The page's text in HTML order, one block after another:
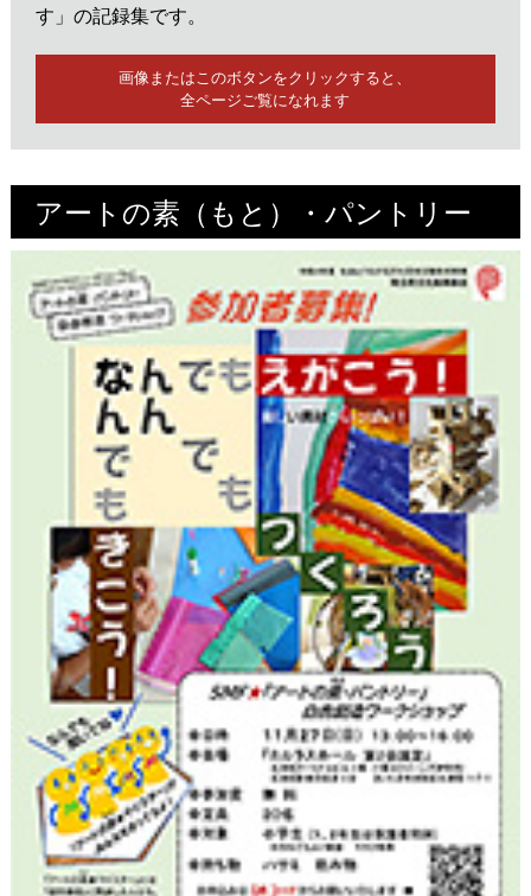
す」の記録集です。
画像またはこのボタンをクリックすると、
全ページご覧になれます
アートの素（もと）・パントリー